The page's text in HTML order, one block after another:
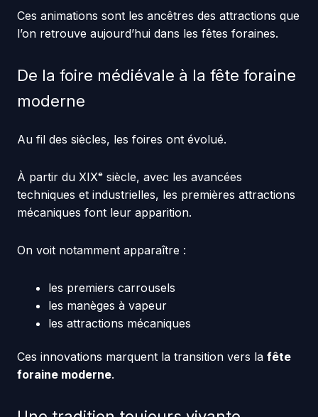
Ces animations sont les ancêtres des attractions que
l’on retrouve aujourd’hui dans les fêtes foraines.
De la foire médiévale à la fête foraine
moderne
Au fil des siècles, les foires ont évolué.
À partir du XIXᵉ siècle, avec les avancées
techniques et industrielles, les premières attractions
mécaniques font leur apparition.
On voit notamment apparaître :
les premiers carrousels
les manèges à vapeur
les attractions mécaniques
Ces innovations marquent la transition vers la fête
foraine moderne.